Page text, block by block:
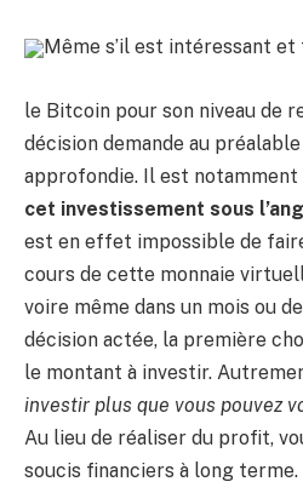
Même s’il est intéressant
le Bitcoin pour son niveau de
décision demande au
approfondie. Il est notamment
cet investissement sous
est en effet impossible de
cours de cette monnaie
voire même dans un mois ou
décision actée, la première
le montant à investir.
investir plus que vous pouvez
Au lieu de réaliser du profit,
soucis financiers à long terme.